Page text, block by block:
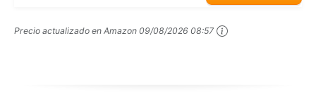
Precio actualizado en Amazon 09/08/2026 08:57